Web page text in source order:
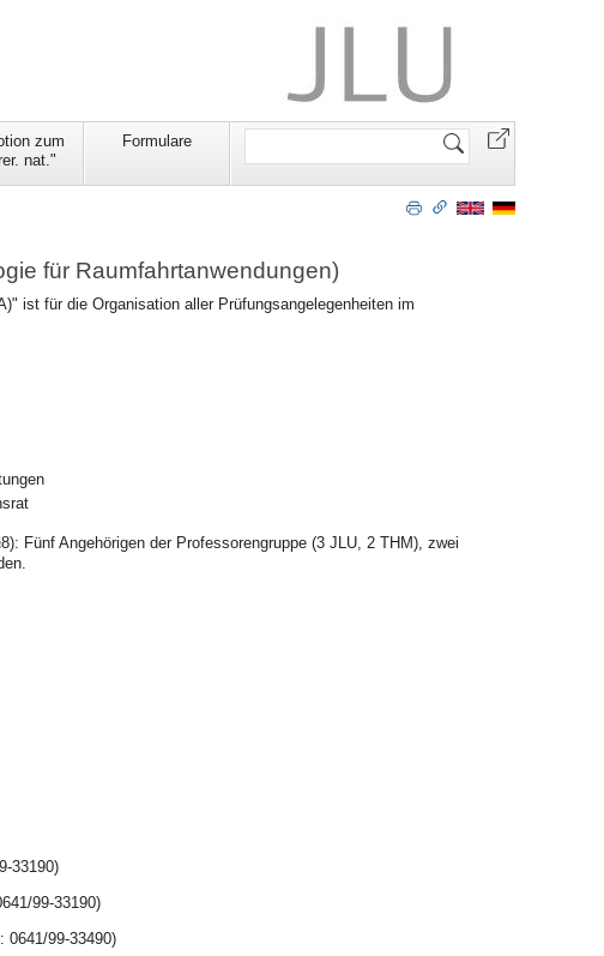
zum
nat."
Formulare
Website
für Raumfahrtanwendungen)
ist für die Organisation aller Prüfungsangelegenheiten im
Fünf Angehörigen der Professorengruppe (3 JLU, 2 THM), zwei
33190)
99-33190)
0641/99-33490)